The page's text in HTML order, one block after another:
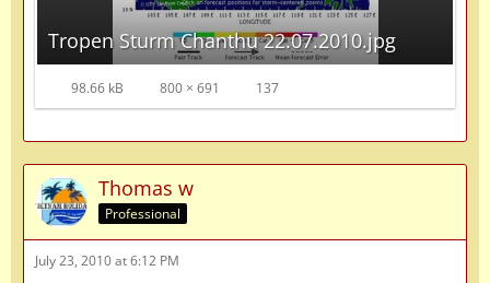
Tropen Sturm Chanthu 22.07.2010.jpg
98.66 kB 800 × 691 137
Thomas w
Professional
July 23, 2010 at 6:12 PM